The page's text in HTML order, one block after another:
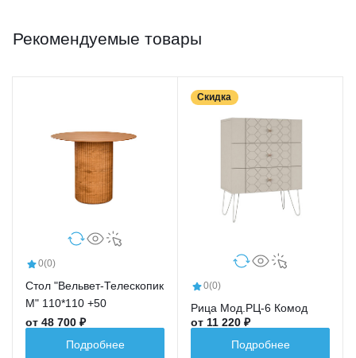
Рекомендуемые товары
0(0)
Стол "Вельвет-Телескопик
М" 110*110 +50
от 48 700 ₽
Подробнее
Скидка
0(0)
Рица Мод.РЦ-6 Комод
от 11 220 ₽
Подробнее